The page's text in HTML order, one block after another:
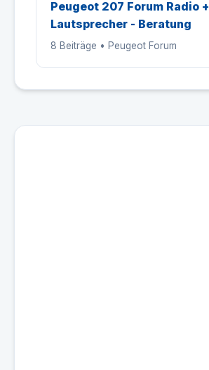
Peugeot 207 Forum Radio +
Lautsprecher - Beratung
8 Beiträge • Peugeot Forum